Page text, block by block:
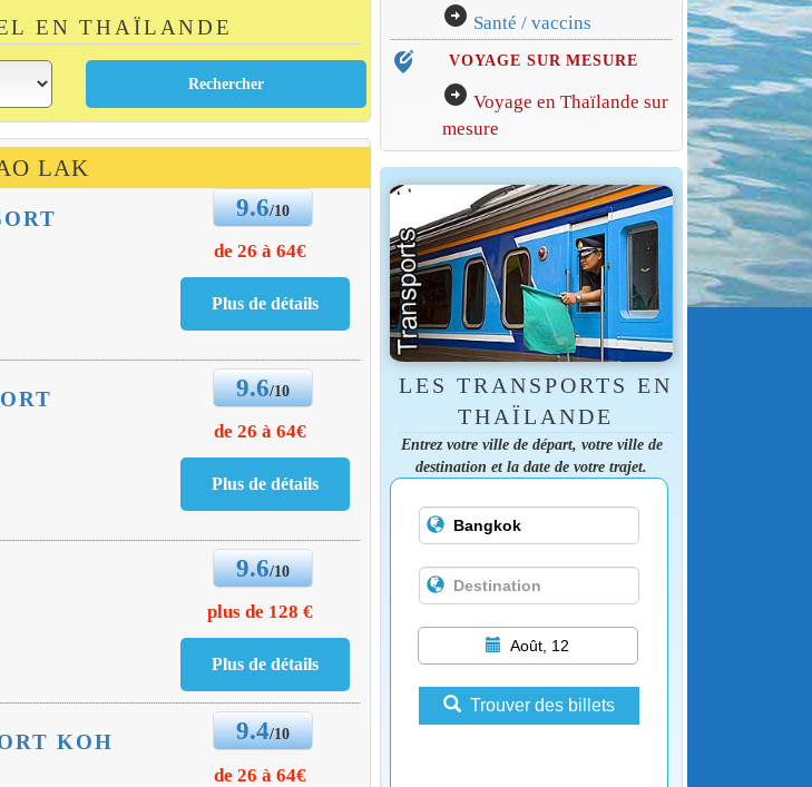
EN THAÏLANDE
LAK
9.6/10
de 26 à 64€
9.6/10
de 26 à 64€
9.6/10
plus de 128 €
KOH
9.4/10
de 26 à 64€
arrow_circle_right Santé / vaccins
edit_location_alt VOYAGE SUR MESURE
arrow_circle_right Voyage en Thaïlande sur
mesure
LES TRANSPORTS EN
THAÏLANDE
Entrez votre ville de départ, votre ville de
destination et la date de votre trajet.
Août, 12
Trouver des billets